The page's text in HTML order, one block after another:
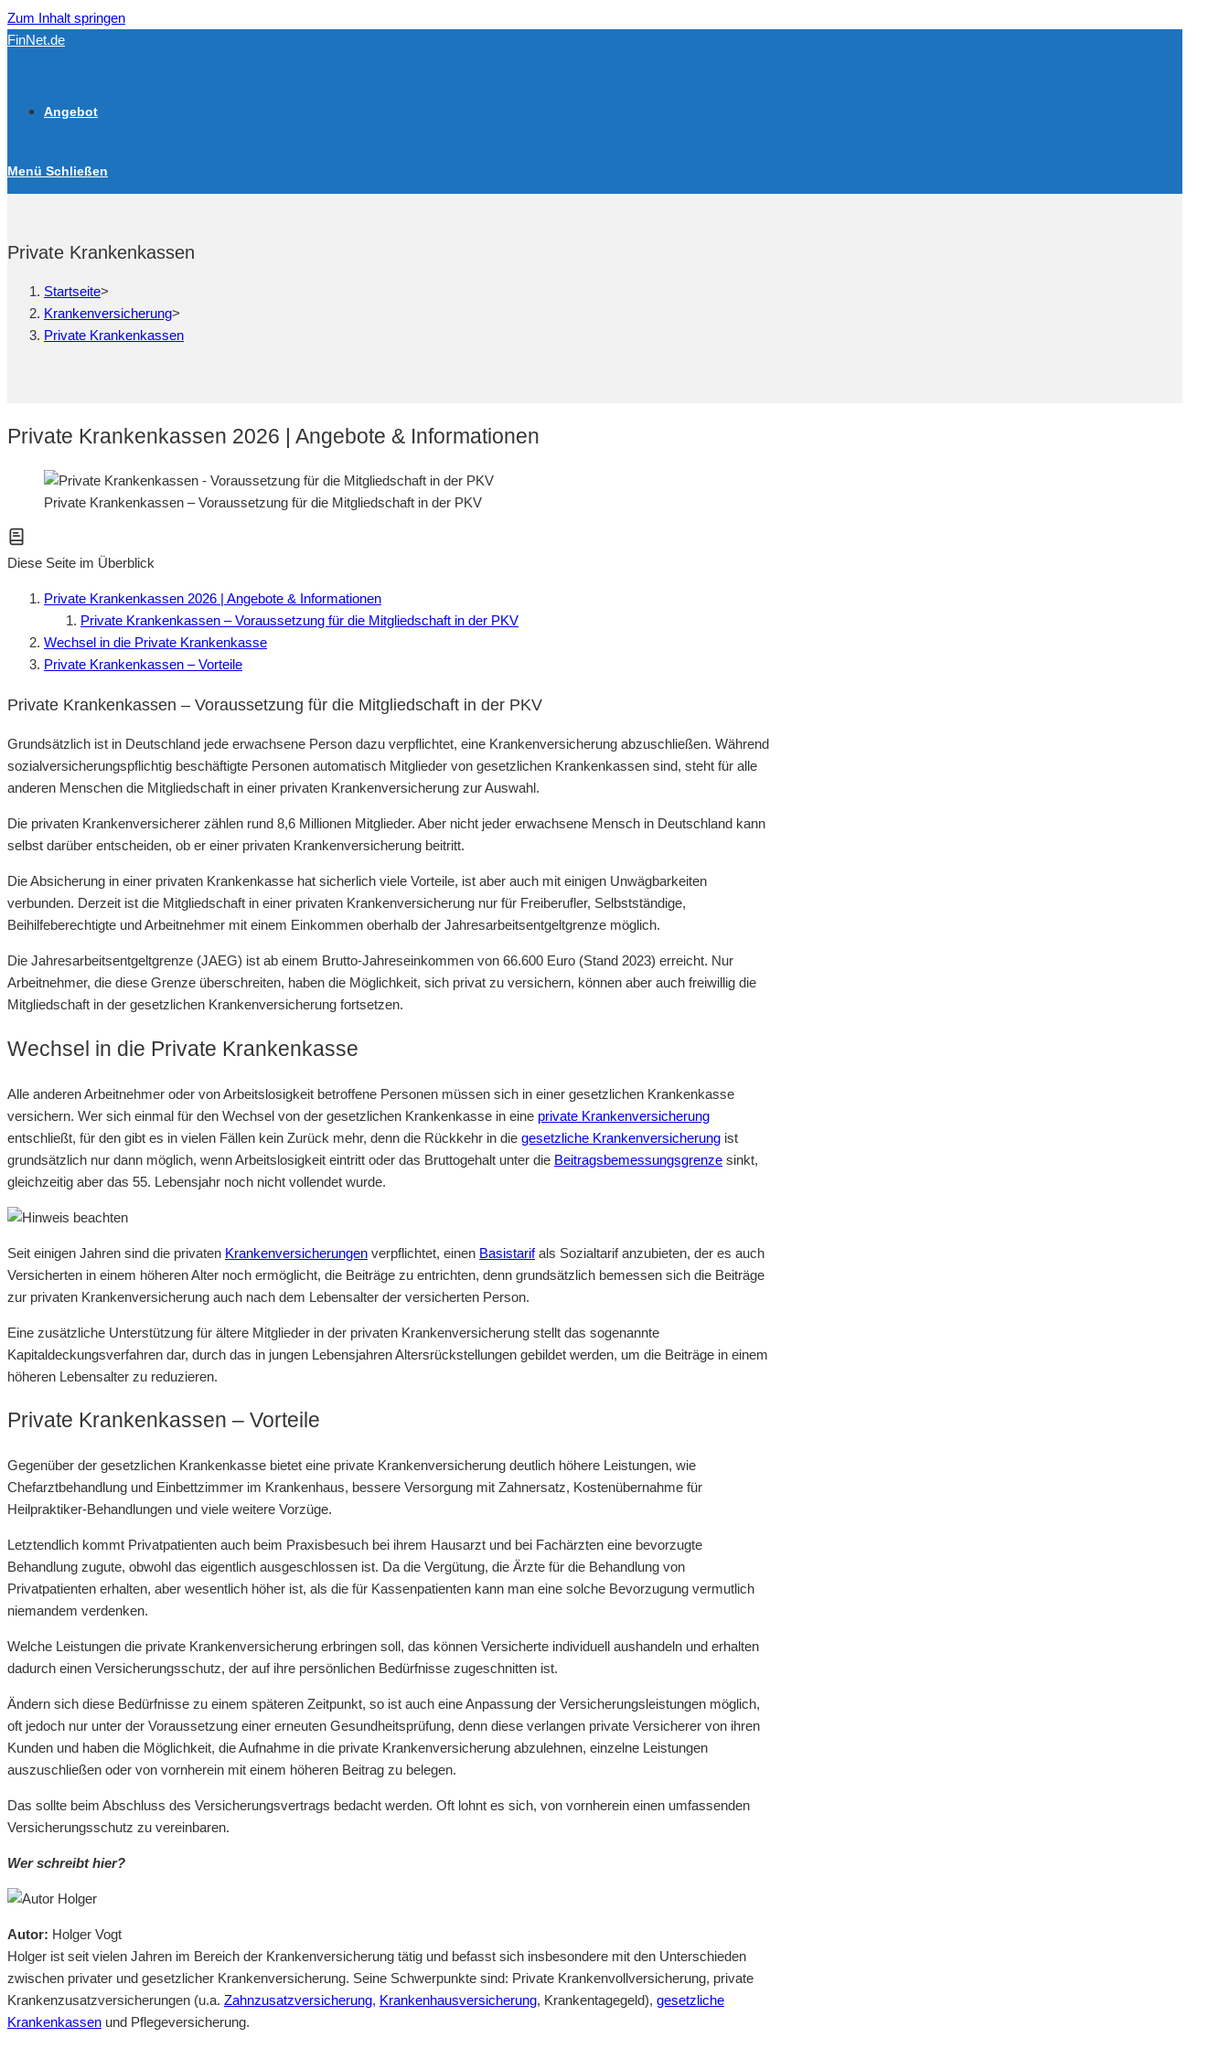
Zum Inhalt springen
FinNet.de
Angebot
Menü Schließen
Private Krankenkassen
Startseite>
Krankenversicherung>
Private Krankenkassen
Private Krankenkassen 2026 | Angebote & Informationen
Private Krankenkassen – Voraussetzung für die Mitgliedschaft in der PKV
Diese Seite im Überblick
Private Krankenkassen 2026 | Angebote & Informationen
Private Krankenkassen – Voraussetzung für die Mitgliedschaft in der PKV
Wechsel in die Private Krankenkasse
Private Krankenkassen – Vorteile
Private Krankenkassen – Voraussetzung für die Mitgliedschaft in der PKV
Grundsätzlich ist in Deutschland jede erwachsene Person dazu verpflichtet, eine Krankenversicherung abzuschließen. Während
sozialversicherungspflichtig beschäftigte Personen automatisch Mitglieder von gesetzlichen Krankenkassen sind, steht für alle
anderen Menschen die Mitgliedschaft in einer privaten Krankenversicherung zur Auswahl.
Die privaten Krankenversicherer zählen rund 8,6 Millionen Mitglieder. Aber nicht jeder erwachsene Mensch in Deutschland kann
selbst darüber entscheiden, ob er einer privaten Krankenversicherung beitritt.
Die Absicherung in einer privaten Krankenkasse hat sicherlich viele Vorteile, ist aber auch mit einigen Unwägbarkeiten
verbunden. Derzeit ist die Mitgliedschaft in einer privaten Krankenversicherung nur für Freiberufler, Selbstständige,
Beihilfeberechtigte und Arbeitnehmer mit einem Einkommen oberhalb der Jahresarbeitsentgeltgrenze möglich.
Die Jahresarbeitsentgeltgrenze (JAEG) ist ab einem Brutto-Jahreseinkommen von 66.600 Euro (Stand 2023) erreicht. Nur
Arbeitnehmer, die diese Grenze überschreiten, haben die Möglichkeit, sich privat zu versichern, können aber auch freiwillig die
Mitgliedschaft in der gesetzlichen Krankenversicherung fortsetzen.
Wechsel in die Private Krankenkasse
Alle anderen Arbeitnehmer oder von Arbeitslosigkeit betroffene Personen müssen sich in einer gesetzlichen Krankenkasse
versichern. Wer sich einmal für den Wechsel von der gesetzlichen Krankenkasse in eine private Krankenversicherung
entschließt, für den gibt es in vielen Fällen kein Zurück mehr, denn die Rückkehr in die gesetzliche Krankenversicherung ist
grundsätzlich nur dann möglich, wenn Arbeitslosigkeit eintritt oder das Bruttogehalt unter die Beitragsbemessungsgrenze sinkt,
gleichzeitig aber das 55. Lebensjahr noch nicht vollendet wurde.
Seit einigen Jahren sind die privaten Krankenversicherungen verpflichtet, einen Basistarifals Sozialtarif anzubieten, der es auch
Versicherten in einem höheren Alter noch ermöglicht, die Beiträge zu entrichten, denn grundsätzlich bemessen sich die Beiträge
zur privaten Krankenversicherung auch nach dem Lebensalter der versicherten Person.
Eine zusätzliche Unterstützung für ältere Mitglieder in der privaten Krankenversicherung stellt das sogenannte
Kapitaldeckungsverfahren dar, durch das in jungen Lebensjahren Altersrückstellungen gebildet werden, um die Beiträge in einem
höheren Lebensalter zu reduzieren.
Private Krankenkassen – Vorteile
Gegenüber der gesetzlichen Krankenkasse bietet eine private Krankenversicherung deutlich höhere Leistungen, wie
Chefarztbehandlung und Einbettzimmer im Krankenhaus, bessere Versorgung mit Zahnersatz, Kostenübernahme für
Heilpraktiker-Behandlungen und viele weitere Vorzüge.
Letztendlich kommt Privatpatienten auch beim Praxisbesuch bei ihrem Hausarzt und bei Fachärzten eine bevorzugte
Behandlung zugute, obwohl das eigentlich ausgeschlossen ist. Da die Vergütung, die Ärzte für die Behandlung von
Privatpatienten erhalten, aber wesentlich höher ist, als die für Kassenpatienten kann man eine solche Bevorzugung vermutlich
niemandem verdenken.
Welche Leistungen die private Krankenversicherung erbringen soll, das können Versicherte individuell aushandeln und erhalten
dadurch einen Versicherungsschutz, der auf ihre persönlichen Bedürfnisse zugeschnitten ist.
Ändern sich diese Bedürfnisse zu einem späteren Zeitpunkt, so ist auch eine Anpassung der Versicherungsleistungen möglich,
oft jedoch nur unter der Voraussetzung einer erneuten Gesundheitsprüfung, denn diese verlangen private Versicherer von ihren
Kunden und haben die Möglichkeit, die Aufnahme in die private Krankenversicherung abzulehnen, einzelne Leistungen
auszuschließen oder von vornherein mit einem höheren Beitrag zu belegen.
Das sollte beim Abschluss des Versicherungsvertrags bedacht werden. Oft lohnt es sich, von vornherein einen umfassenden
Versicherungsschutz zu vereinbaren.
Wer schreibt hier?
Autor: Holger Vogt
Holger ist seit vielen Jahren im Bereich der Krankenversicherung tätig und befasst sich insbesondere mit den Unterschieden
zwischen privater und gesetzlicher Krankenversicherung. Seine Schwerpunkte sind: Private Krankenvollversicherung, private
Krankenzusatzversicherungen (u.a. Zahnzusatzversicherung, Krankenhausversicherung, Krankentagegeld), gesetzliche
Krankenkassen und Pflegeversicherung.